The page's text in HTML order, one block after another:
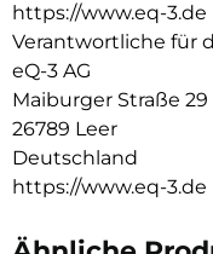
Ihre Vorteile auf einen
Sie wollen sicherer
schonen oder einfach
viele gute Gründe für
heraus!
Smarte Helfer für Ihr
passende Lösung.
https://www.eq-3.de
Verantwortliche für
eQ-3 AG
Maiburger Straße 29
26789 Leer
Deutschland
https://www.eq-3.de